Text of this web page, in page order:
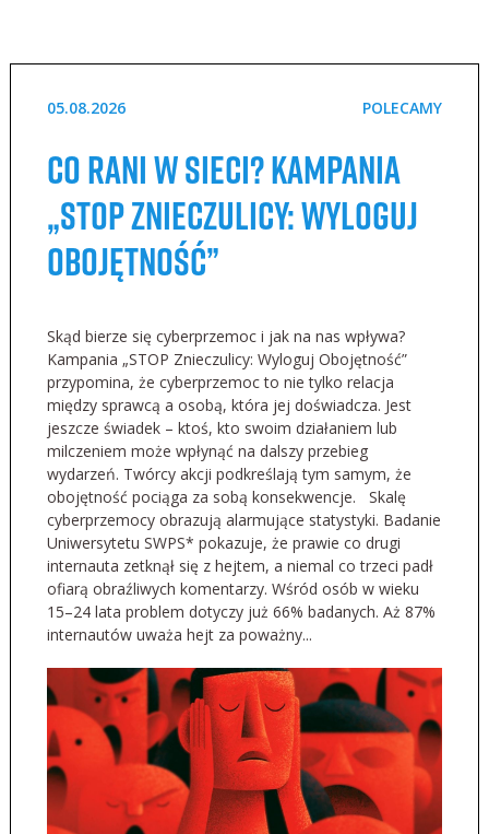
05.08.2026 POLECAMY
Co rani w sieci? Kampania
„STOP Znieczulicy: Wyloguj
Obojętność”
Skąd bierze się cyberprzemoc i jak na nas wpływa?
Kampania „STOP Znieczulicy: Wyloguj Obojętność”
przypomina, że cyberprzemoc to nie tylko relacja
między sprawcą a osobą, która jej doświadcza. Jest
jeszcze świadek – ktoś, kto swoim działaniem lub
milczeniem może wpłynąć na dalszy przebieg
wydarzeń. Twórcy akcji podkreślają tym samym, że
obojętność pociąga za sobą konsekwencje. Skalę
cyberprzemocy obrazują alarmujące statystyki. Badanie
Uniwersytetu SWPS* pokazuje, że prawie co drugi
internauta zetknął się z hejtem, a niemal co trzeci padł
ofiarą obraźliwych komentarzy. Wśród osób w wieku
15–24 lata problem dotyczy już 66% badanych. Aż 87%
internautów uważa hejt za poważny...